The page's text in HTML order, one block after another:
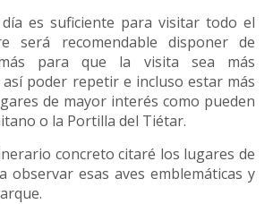
es suficiente para visitar todo el
será recomendable disponer de
para que la visita sea más
poder repetir e incluso estar más
de mayor interés como pueden
o la Portilla del Tiétar.
concreto citaré los lugares de
observar esas aves emblemáticas y